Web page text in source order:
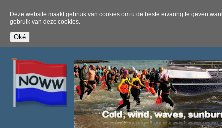
Deze website maakt gebruik van cookies om u de beste ervaring te geven
gebruik van deze cookies.